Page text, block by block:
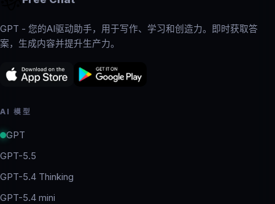
GPT - 您的AI驱动助手，用于写作、学习和创造力。即时获取答
案，生成内容并提升生产力。
AI 模型
GPT
GPT-5.5
GPT-5.4 Thinking
GPT-5.4 mini